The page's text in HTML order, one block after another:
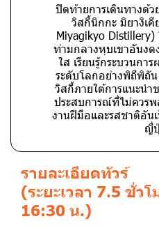
ปิดท้ายการเดินทางด้ว
วิสกี้นิกกะ มิยางิเคี
Miyagikyo
ท่ามกลางหุบเขาอันงด
ใส เรียนรู้กระบวนก
ระดับโลกอย่างพิถีพิถั
วิสกี้ภายใต้การแนะนำ
ประสบการณ์ที่ไม่ควร
งานฝีมือและรสชาติอั
ญี่
รายละเอียดทัวร์
(ระยะเวลา 7.5 ชั่ว
16:30 น.)